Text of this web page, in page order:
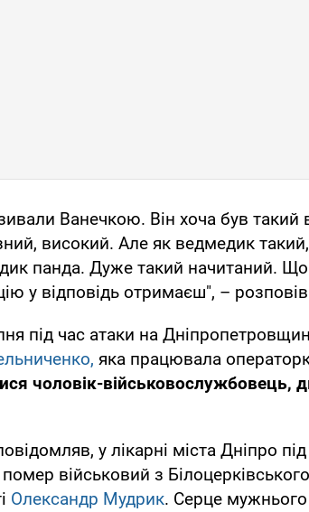
Ванечкою. Він хоча був такий
високий. Але як ведмедик
панда. Дуже такий начитаний.
у відповідь отримаєш", –
під час атаки на
яка працювала
чоловік-військовослужбовець,
у лікарні міста Дніпро
військовий з
Олександр Мудрик. Серце мужнього